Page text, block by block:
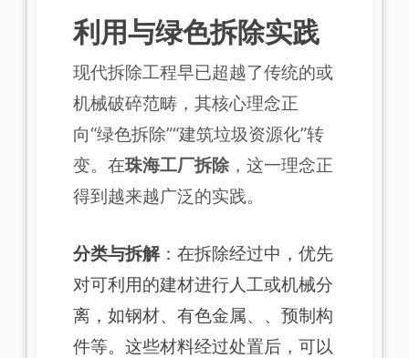
利用与绿色拆除实践
现代拆除工程早已超越了传统的或
机械破碎范畴，其核心理念正
向“绿色拆除”“建筑垃圾资源化”转
变。在珠海工厂拆除，这一理念正
得到越来越广泛的实践。
分类与拆解：在拆除经过中，优先
对可利用的建材进行人工或机械分
离，如钢材、有色金属、、预制构
件等。这些材料经过处置后，可以